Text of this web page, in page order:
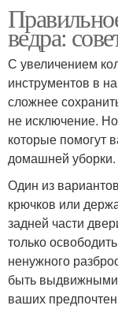
ведра:
С увеличением
инструментов в
сложнее
не исключение.
которые помогут
домашней уборки.
Один из
крючков или
задней части
только
ненужного
быть
ваших